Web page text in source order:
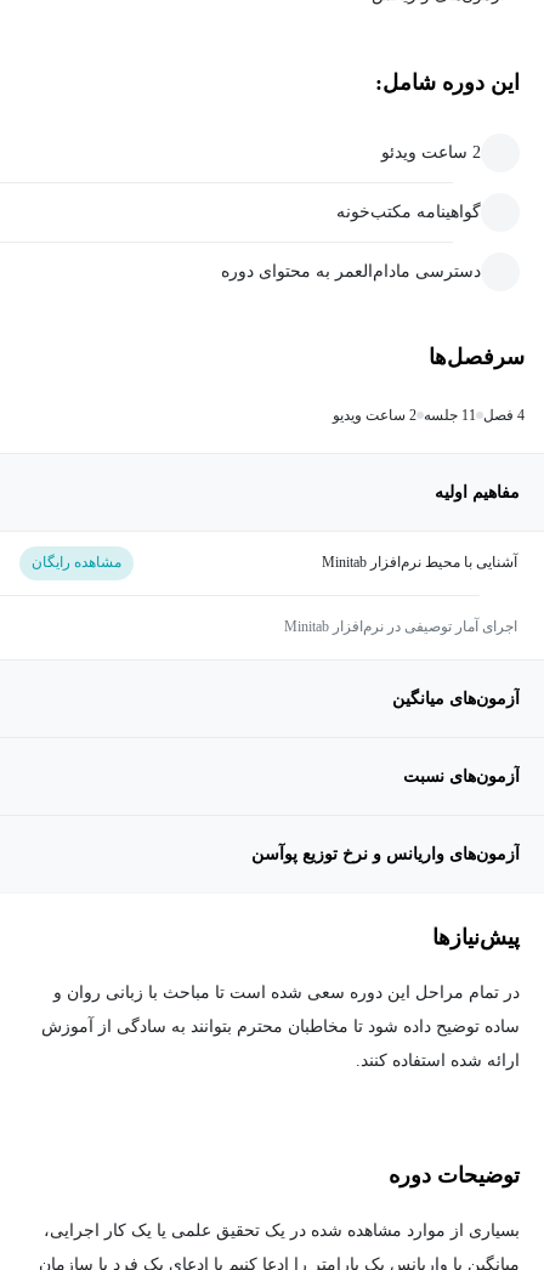
این دوره شامل:
2 ساعت ویدئو
گواهینامه مکتب‌خونه
دسترسی مادام‌العمر به محتوای دوره
سرفصل‌ها
4 فصل 11 جلسه 2 ساعت ویدیو
مفاهیم اولیه
آشنایی با محیط نرم‌افزار Minitab مشاهده رایگان
اجرای آمار توصیفی در نرم‌افزار Minitab
آزمون‌های میانگین
آزمون‌های نسبت
آزمون‌های واریانس و نرخ توزیع پوآسن
پیش‌نیاز‌ها
در تمام مراحل این دوره سعی شده است تا مباحث با زبانی روان و
ساده توضیح داده شود تا مخاطبان محترم بتوانند به سادگی از آموزش
ارائه شده استفاده کنند.
توضیحات دوره
بسیاری از موارد مشاهده شده در یک تحقیق علمی یا یک کار اجرایی،
میانگین یا واریانس یک پارامتر را ادعا کنیم یا ادعای یک فرد یا سازمان